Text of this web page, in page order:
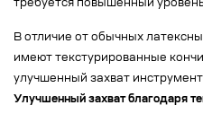
требуется повышенный
В отличие от обычных
имеют текстурированные
улучшенный захват
Улучшенный захват благодаря